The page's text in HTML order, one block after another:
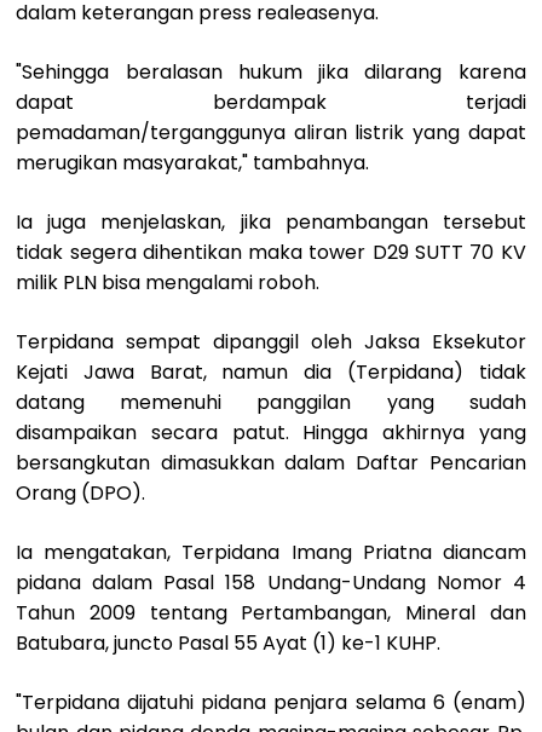
dalam keterangan press realeasenya.
"Sehingga beralasan hukum jika dilarang karena
dapat berdampak terjadi
pemadaman/terganggunya aliran listrik yang dapat
merugikan masyarakat," tambahnya.
Ia juga menjelaskan, jika penambangan tersebut
tidak segera dihentikan maka tower D29 SUTT 70 KV
milik PLN bisa mengalami roboh.
Terpidana sempat dipanggil oleh Jaksa Eksekutor
Kejati Jawa Barat, namun dia (Terpidana) tidak
datang memenuhi panggilan yang sudah
disampaikan secara patut. Hingga akhirnya yang
bersangkutan dimasukkan dalam Daftar Pencarian
Orang (DPO).
Ia mengatakan, Terpidana Imang Priatna diancam
pidana dalam Pasal 158 Undang-Undang Nomor 4
Tahun 2009 tentang Pertambangan, Mineral dan
Batubara, juncto Pasal 55 Ayat (1) ke-1 KUHP.
"Terpidana dijatuhi pidana penjara selama 6 (enam)